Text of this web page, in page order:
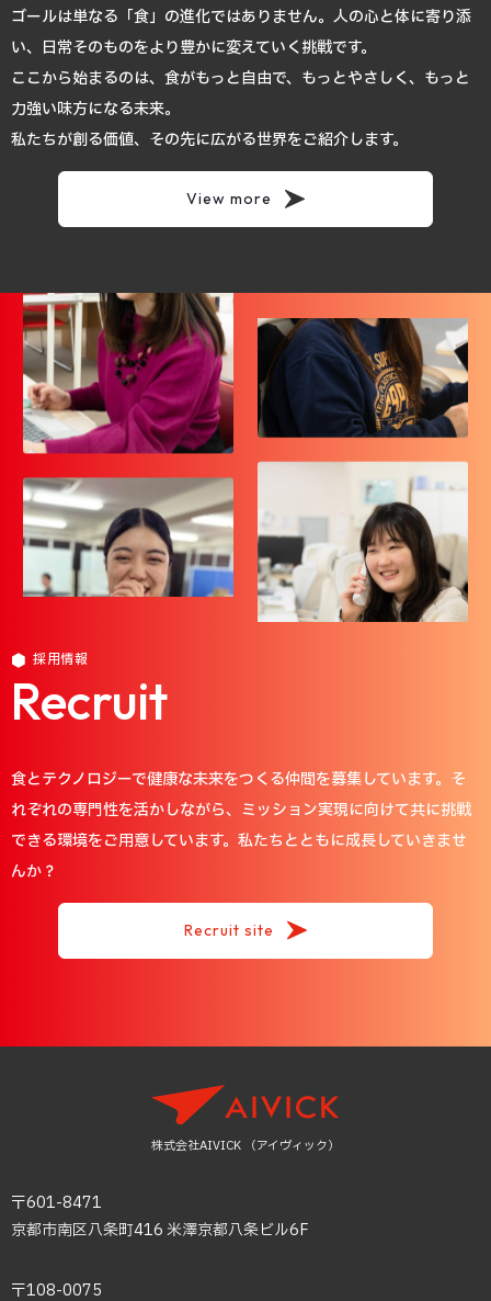
ゴールは単なる「食」の進化ではありません。人の心と体に寄り添
い、日常そのものをより豊かに変えていく挑戦です。
ここから始まるのは、食がもっと自由で、もっとやさしく、もっと
力強い味方になる未来。
私たちが創る価値、その先に広がる世界をご紹介します。
View more
採用情報
Recruit
食とテクノロジーで健康な未来をつくる仲間を募集しています。そ
れぞれの専門性を活かしながら、ミッション実現に向けて共に挑戦
できる環境をご用意しています。私たちとともに成長していきませ
んか？
Recruit site
株式会社AIVICK （アイヴィック）
〒601-8471
京都市南区八条町416 米澤京都八条ビル6F
〒108-0075